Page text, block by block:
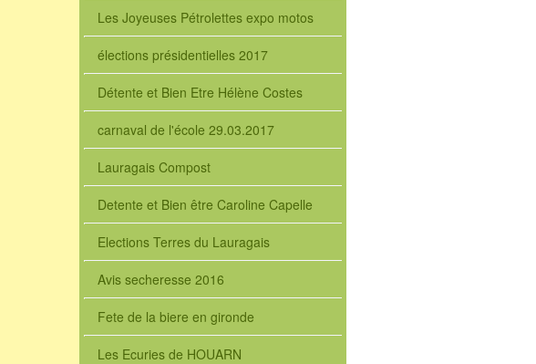
Les Joyeuses Pétrolettes expo motos
élections présidentielles 2017
Détente et Bien Etre Hélène Costes
carnaval de l'école 29.03.2017
Lauragais Compost
Detente et Bien être Caroline Capelle
Elections Terres du Lauragais
Avis secheresse 2016
Fete de la biere en gironde
Les Ecuries de HOUARN